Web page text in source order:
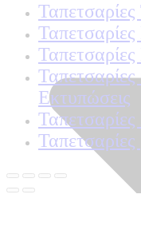
Ταπετσαρίες
Εκτυπώσεις
Ταπετσαρίες